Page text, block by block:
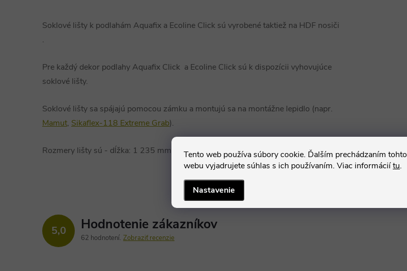
Tento web používa súbory cookie. Ďalším prechádzaním tohto
webu vyjadrujete súhlas s ich používaním. Viac informáciítu.
Nastavenie
Soklové lišty k podlahám Aquafix a Ecoline Click sú vyrobené taktiež na HDF nosiči
.
Pre každý dekor podlahy Aquafix Click a Ecoline Click sú k dispozícii vyhovujúce
soklové lišty.
Soklové lišty sa spájajú pomocou zámku a montujú sa na montážne lepidlo (napr.
Mamut, Sikaflex-118 Extreme Grab).
Rozmery lišty sú - dĺžka: 1 235 mm, výška: 56 mm
5,0 Hodnotenie zákazníkov
62 hodnotení Zobraziť recenzie